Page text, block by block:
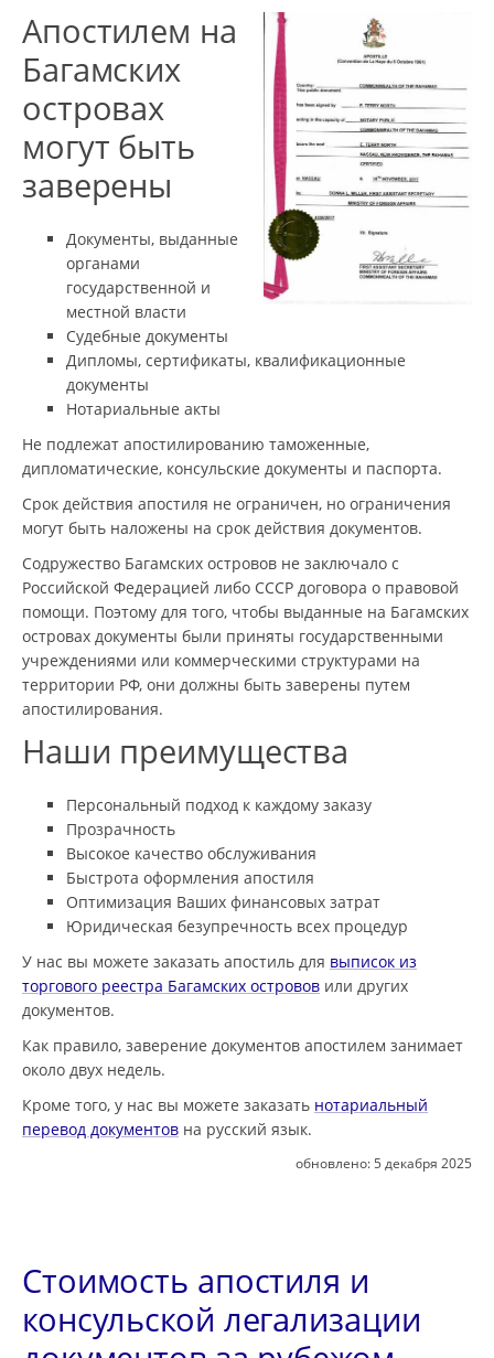
Апостилем на
Багамских
островах
могут быть
заверены
Документы, выданные
органами
государственной и
местной власти
Судебные документы
Дипломы, сертификаты, квалификационные
документы
Нотариальные акты
Не подлежат апостилированию таможенные,
дипломатические, консульские документы и паспорта.
Срок действия апостиля не ограничен, но ограничения
могут быть наложены на срок действия документов.
Содружество Багамских островов не заключало с
Российской Федерацией либо СССР договора о правовой
помощи. Поэтому для того, чтобы выданные на Багамских
островах документы были приняты государственными
учреждениями или коммерческими структурами на
территории РФ, они должны быть заверены путем
апостилирования.
Наши преимущества
Персональный подход к каждому заказу
Прозрачность
Высокое качество обслуживания
Быстрота оформления апостиля
Оптимизация Ваших финансовых затрат
Юридическая безупречность всех процедур
У нас вы можете заказать апостиль для выписок из
торгового реестра Багамских островов или других
документов.
Как правило, заверение документов апостилем занимает
около двух недель.
Кроме того, у нас вы можете заказать нотариальный
перевод документов на русский язык.
обновлено: 5 декабря 2025
Стоимость апостиля и
консульской легализации